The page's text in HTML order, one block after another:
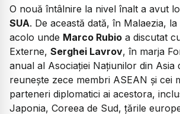
O nouă întâlnire la nivel înalt a avut
SUA. De această dată, în Malaezia,
acolo unde Marco Rubio a discutat
Externe, Serghei Lavrov, în marja
anual al Asociației Națiunilor din Asia
reunește zece membri ASEAN și cei
parteneri diplomatici ai acestora,
Japonia, Coreea de Sud, țările